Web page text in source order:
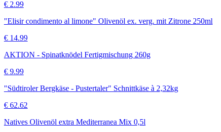
€ 2.99
"Elisir condimento al limone" Olivenöl ex. verg. mit Zitrone 250ml
€ 14.99
AKTION - Spinatknödel Fertigmischung 260g
€ 9.99
"Südtiroler Bergkäse - Pustertaler" Schnittkäse à 2,32kg
€ 62.62
Natives Olivenöl extra Mediterranea Mix 0,5l